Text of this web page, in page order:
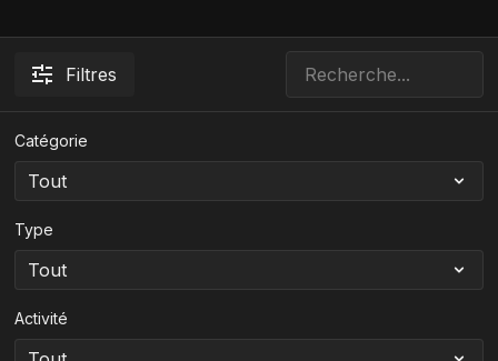
Filtres
Catégorie
Type
Activité